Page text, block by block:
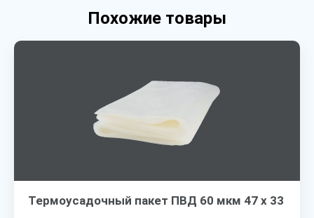
Похожие товары
Термоусадочный пакет ПВД 60 мкм 47 х 33